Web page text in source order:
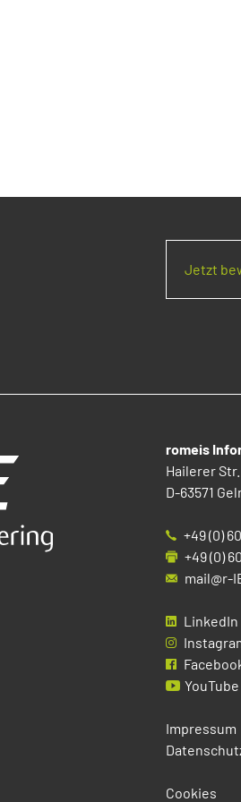
Jetzt
romeis
Hailerer Str.
D-63571
+49 (0)
+49 (0)
mail@r-
LinkedIn
YouTube
Impressum
Cookies